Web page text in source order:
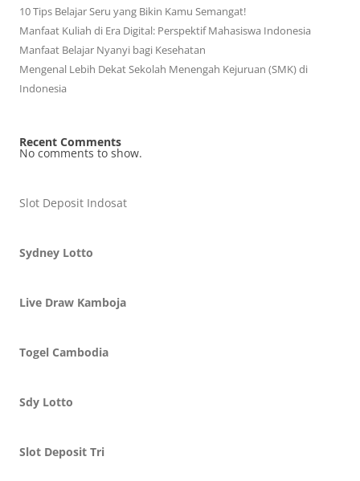
10 Tips Belajar Seru yang Bikin Kamu Semangat!
Manfaat Kuliah di Era Digital: Perspektif Mahasiswa Indonesia
Manfaat Belajar Nyanyi bagi Kesehatan
Mengenal Lebih Dekat Sekolah Menengah Kejuruan (SMK) di
Indonesia
Recent Comments
No comments to show.
Slot Deposit Indosat
Sydney Lotto
Live Draw Kamboja
Togel Cambodia
Sdy Lotto
Slot Deposit Tri